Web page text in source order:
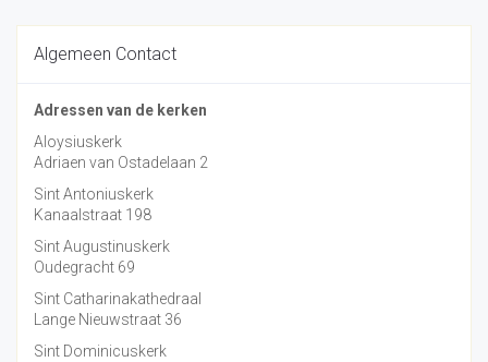
Algemeen Contact
Adressen van de kerken
Aloysiuskerk
Adriaen van Ostadelaan 2
Sint Antoniuskerk
Kanaalstraat 198
Sint Augustinuskerk
Oudegracht 69
Sint Catharinakathedraal
Lange Nieuwstraat 36
Sint Dominicuskerk